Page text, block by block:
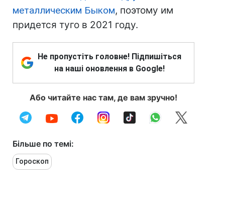
металлическим Быком, поэтому им
придется туго в 2021 году.
Не пропустіть головне! Підпишіться
на наші оновлення в Google!
Або читайте нас там, де вам зручно!
Більше по темі:
Гороскоп